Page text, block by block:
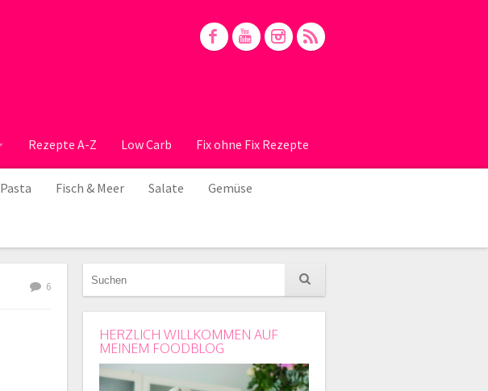
Rezepte A-Z Low Carb Fix ohne Fix Rezepte
Pasta Fisch & Meer Salate Gemüse
6
HERZLICH WILLKOMMEN AUF
MEINEM FOODBLOG